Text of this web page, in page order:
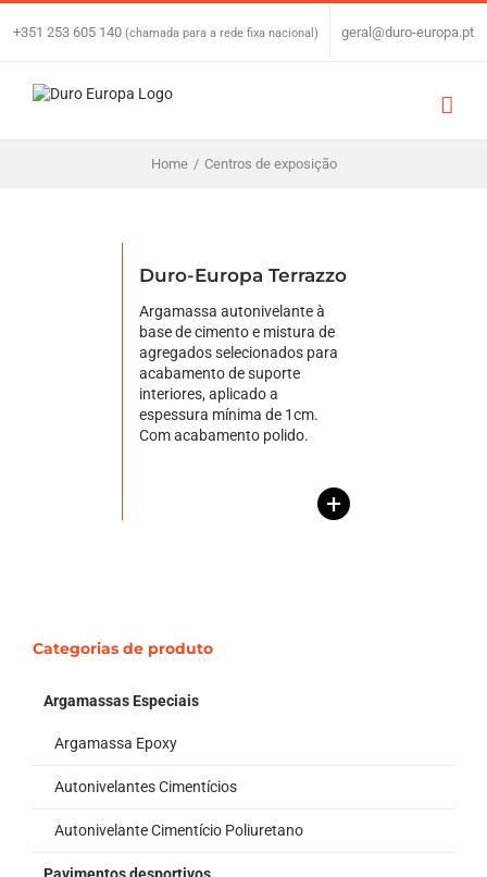
Skip
+351 253 605 140 (chamada para a rede fixa nacional) geral@duro-europa.pt
Home / Centros de exposição
Duro-Europa Terrazzo
Argamassa autonivelante à
base de cimento e mistura de
agregados selecionados para
acabamento de suporte
interiores, aplicado a
espessura mínima de 1cm.
Com acabamento polido.
+
Categorias de produto
Argamassas Especiais
Argamassa Epoxy
Autonivelantes Cimentícios
Autonivelante Cimentício Poliuretano